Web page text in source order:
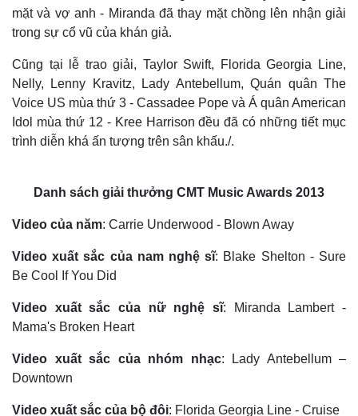
Kinh tế
Bất động sản
Khởi nghiệp
Thị trường
Giá vàng
Tỷ giá
mặt và vợ anh - Miranda đã thay mặt chồng lên nhận giải
trong sự cổ vũ của khán giả.
Cũng tại lễ trao giải, Taylor Swift, Florida Georgia Line,
Nelly, Lenny Kravitz, Lady Antebellum, Quán quân The
Voice US mùa thứ 3 - Cassadee Pope và Á quân American
Idol mùa thứ 12 - Kree Harrison đều đã có những tiết mục
trình diễn khá ấn tượng trên sân khấu./.
Danh sách giải thưởng CMT Music Awards 2013
Video của năm: Carrie Underwood - Blown Away
Video xuất sắc của nam nghệ sĩ: Blake Shelton - Sure
Be Cool If You Did
Video xuất sắc của nữ nghệ sĩ: Miranda Lambert -
Mama's Broken Heart
Video xuất sắc của nhóm nhạc: Lady Antebellum –
Downtown
Video xuất sắc của bộ đôi: Florida Georgia Line - Cruise